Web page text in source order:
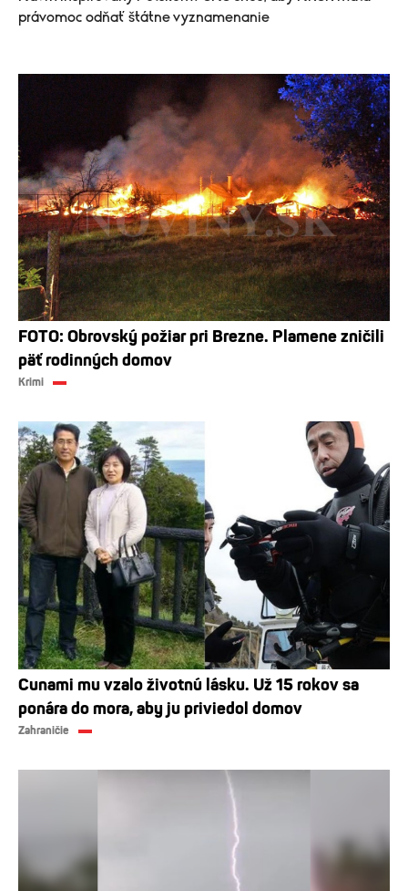
právomoc odňať štátne vyznamenanie
FOTO: Obrovský požiar pri Brezne. Plamene zničili
päť rodinných domov
Krimi
Cunami mu vzalo životnú lásku. Už 15 rokov sa
ponára do mora, aby ju priviedol domov
Zahraničie